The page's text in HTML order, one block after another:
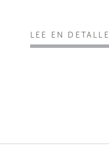
LEE EN DETALLE